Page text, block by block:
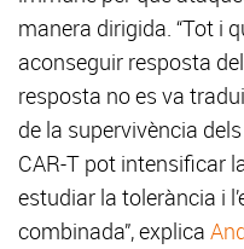
manera dirigida. “Tot i
aconseguir resposta
resposta no es va
de la supervivència
CAR-T pot intensificar
estudiar la tolerància i
combinada”, explica